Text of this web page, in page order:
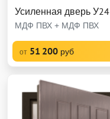
Усиленная дверь У24
МДФ ПВХ + МДФ ПВХ
от 51 200 руб